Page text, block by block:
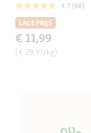
4.7 (68)
LAGE PRIJS
€ 11,99
(€ 29,97/kg)